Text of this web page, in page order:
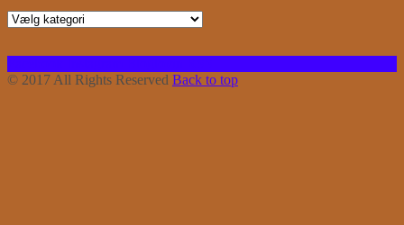
Kategorier
© 2017 All Rights Reserved Back to top